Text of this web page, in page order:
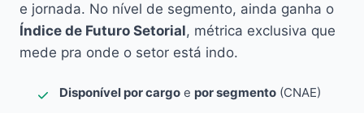
e jornada. No nível de segmento, ainda ganha o
Índice de Futuro Setorial, métrica exclusiva que
mede pra onde o setor está indo.
Disponível por cargo e por segmento (CNAE)